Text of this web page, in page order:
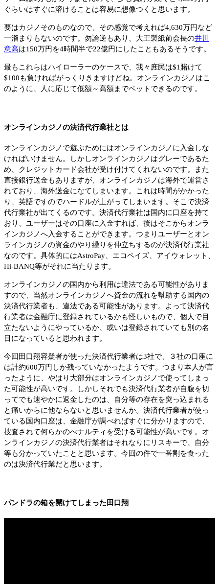
ぐらいはすぐに溶けることは容易に想像つくと思います。
要はカジノそのものなので、その感覚で考えれば4,630万円など
一溜まりもないのです。勿論逆もあり、大王製紙前会長の井川
意高は150万円を4時間半で22億円にしたこともあるそうです。
最もこれらはハイローラーのケースで、我々庶民は$1賭けて
$100も負ければがっくりきますけどね。オンラインカジノはこ
のように、人に応じて低額～高額までベットできるのです。
オンラインカジノの決済代行業社とは
オンラインカジノで遊ぶためにはオンラインカジノに入金しな
ければいけません。しかしオンラインカジノはグレーであるた
め、クレジットカード会社が受け付けてくれないのです。また
直接銀行送金もありますが、オンラインカジノは海外で運営さ
れており、海外送金になてしまいます。これは時間がかかった
り、英語ですのでハードルが上がってしまいます。そこで決済
代行業社が出てくるのです。決済代行業社は国内に口座を持て
おり、ユーザーはその口座に入金すれば、後はそこからオンラ
インカジノへ入金することができます。つまりユーザーとオン
ラインカジノの資金のやり繰りを仲立ちするのが決済代行業社
なのです。具体的にはAstroPay、エコペイズ、アイウォレット、
Hi-BANQ等がそれに当たります。
オンラインカジノの国内から利用は違法である可能性がありま
すので、当然オンラインカジノへ資金の流れを幇助する国内の
決済代行業者も、違法である可能性があります。よって決済代
行業者は金融庁に登録されているかも怪しいもので、個人で目
立たないようにやっているか、或いは登録されていても別の名
目になっていると思われます。
今回田口翔容疑者が使った決済代行業者は3社で、３社の口座に
は計約600万円しか残っていなかったようです。つまり本人が言
ったように、やはり大部分はオンラインカジノで使ってしまっ
た可能性が高いです。しかしそれでも決済代行業者が自腹を切
ってでも速やかに返金したのは、自分等の存在を突っ込まれる
と痛いからに他ならないと思いませんか。決済代行業者が使っ
ている国内口座は、金融庁が調べればすぐに分かりますので、
捜査されて何らかのぺナルティを受ける可能性が高いです。オ
ンラインカジノの決済代行業者はそれなりにリスキーで、自分
等も分かっていたことと思います。今回の件で一番割を食った
のは決済代行業だと思います。
パンドラの箱を開けてしまった田口翔